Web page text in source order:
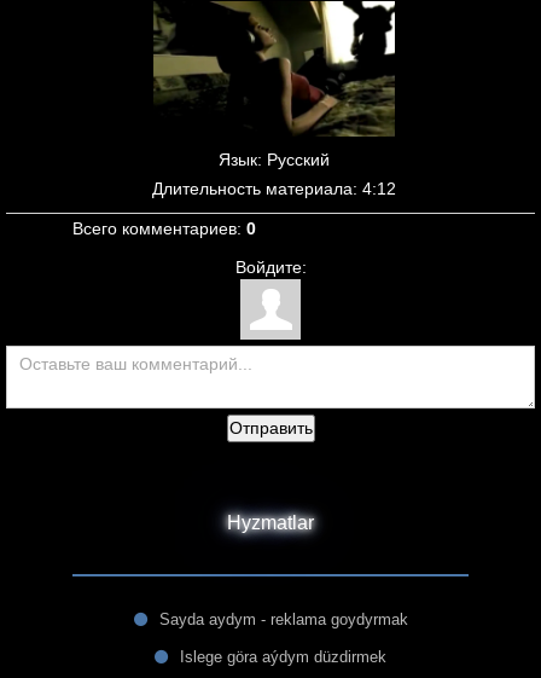
Язык: Русский
Длительность материала: 4:12
Всего комментариев: 0
Войдите:
Отправить
Hyzmatlar
Sayda aydym - reklama goydyrmak
Islege göra aýdym düzdirmek